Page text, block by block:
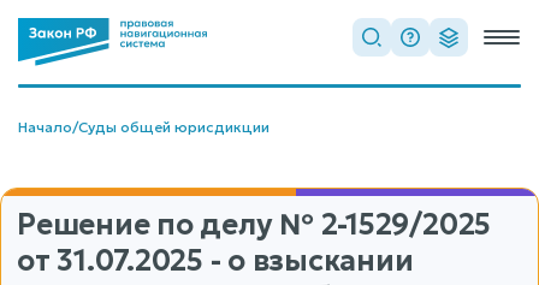
Начало/Суды общей юрисдикции
Решение по делу № 2-1529/2025
от 31.07.2025 - о взыскании